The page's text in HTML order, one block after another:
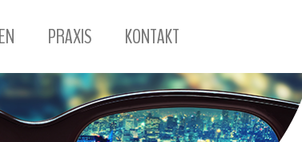
PRAXIS KONTAKT